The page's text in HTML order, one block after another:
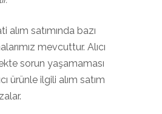
alım satımında bazı
mevcuttur. Alıcı
sorun yaşamaması
ürünle ilgili alım satım